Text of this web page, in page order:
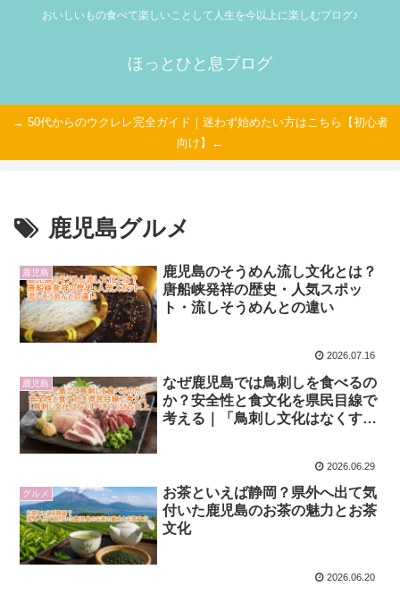
おいしいもの食べて楽しいことして人生を今以上に楽しむブログ♪
ほっとひと息ブログ
→ 50代からのウクレレ完全ガイド｜迷わず始めたい方はこちら【初心者
向け】←
鹿児島グルメ
鹿児島
鹿児島のそうめん流し文化とは？
唐船峡発祥の歴史・人気スポッ
ト・流しそうめんとの違い
2026.07.16
鹿児島
なぜ鹿児島では鳥刺しを食べるの
か？安全性と食文化を県民目線で
考える｜「鳥刺し文化はなくすべ
2026.06.29
グルメ
お茶といえば静岡？県外へ出て気
付いた鹿児島のお茶の魅力とお茶
文化
2026.06.20